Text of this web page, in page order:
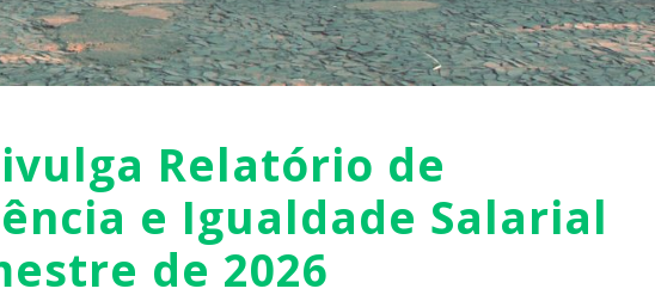
Relatório de
e Igualdade Salarial
de 2026